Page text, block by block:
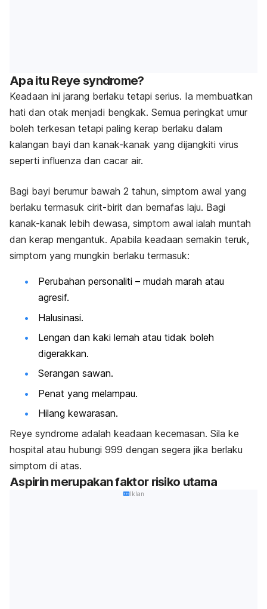
Apa itu Reye syndrome?
Keadaan ini jarang berlaku tetapi serius. Ia membuatkan
hati dan otak menjadi bengkak. Semua peringkat umur
boleh terkesan tetapi paling kerap berlaku dalam
kalangan bayi dan kanak-kanak yang dijangkiti virus
seperti influenza dan cacar air.
Bagi bayi berumur bawah 2 tahun, simptom awal yang
berlaku termasuk cirit-birit dan bernafas laju. Bagi
kanak-kanak lebih dewasa, simptom awal ialah muntah
dan kerap mengantuk. Apabila keadaan semakin teruk,
simptom yang mungkin berlaku termasuk:
Perubahan personaliti – mudah marah atau
agresif.
Halusinasi.
Lengan dan kaki lemah atau tidak boleh
digerakkan.
Serangan sawan.
Penat yang melampau.
Hilang kewarasan.
Reye syndrome adalah keadaan kecemasan. Sila ke
hospital atau hubungi 999 dengan segera jika berlaku
simptom di atas.
Aspirin merupakan faktor risiko utama
Iklan